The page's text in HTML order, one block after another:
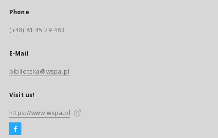
Phone
(+48) 81 45 29 483
E-Mail
biblioteka@wspa.pl
Visit us!
https://www.wspa.pl